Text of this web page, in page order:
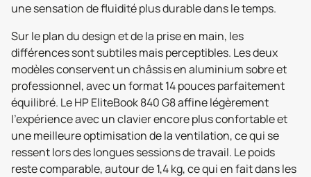
une sensation de fluidité plus durable dans le temps.
Sur le plan du design et de la prise en main, les
différences sont subtiles mais perceptibles. Les deux
modèles conservent un châssis en aluminium sobre et
professionnel, avec un format 14 pouces parfaitement
équilibré. Le HP EliteBook 840 G8 affine légèrement
l’expérience avec un clavier encore plus confortable et
une meilleure optimisation de la ventilation, ce qui se
ressent lors des longues sessions de travail. Le poids
reste comparable, autour de 1,4 kg, ce qui en fait dans les